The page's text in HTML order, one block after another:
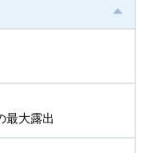
最大露出